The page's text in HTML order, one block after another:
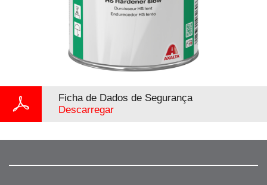
Ficha de Dados de Segurança
Descarregar